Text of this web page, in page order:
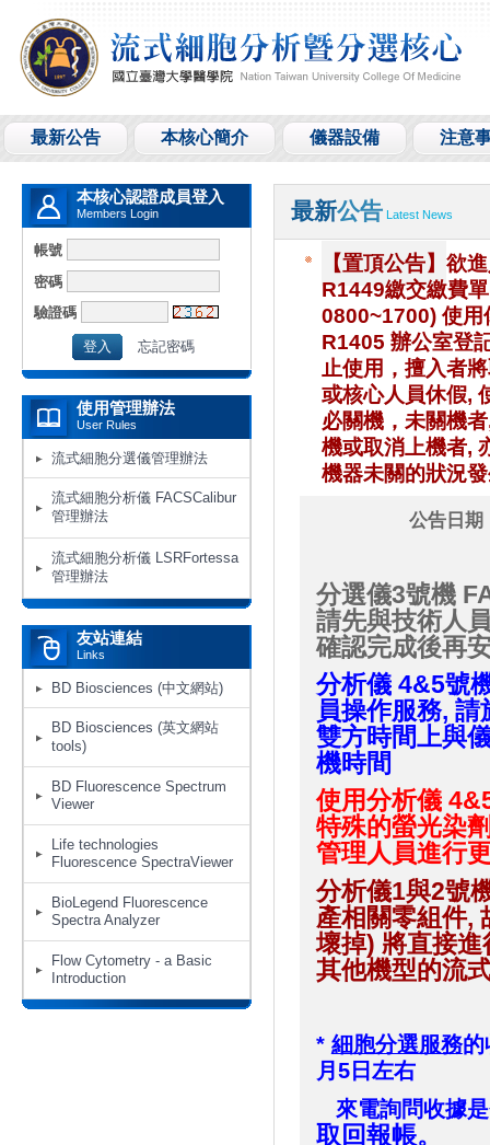
最新公告 本核心簡介 儀器設備 注意
本核心認證成員登入
Members Login
帳號
密碼
驗證碼
忘記密碼
使用管理辦法
User Rules
流式細胞分選儀管理辦法
流式細胞分析儀 FACSCalibur
管理辦法
流式細胞分析儀 LSRFortessa
管理辦法
友站連結
Links
BD Biosciences (中文網站)
BD Biosciences (英文網站
tools)
BD Fluorescence Spectrum
Viewer
Life technologies
Fluorescence SpectraViewer
BioLegend Fluorescence
Spectra Analyzer
Flow Cytometry - a Basic
Introduction
最新公告 Latest News
【置頂公告】 欲
R1449繳交繳費
0800~1700) 使用
R1405 辦公室登
止使用，擅入者
或核心人員休假,
必關機，未關機
機或取消上機者,
機器未關的狀況
公告日期
分選儀3號機
請先與技術人
確認完成後再
分析儀 4&5號
員操作服務,
雙方時間上與
機時間
使用分析儀
特殊的螢光染
管理人員進行
分析儀1與2號
產相關零組件,
壞掉) 將直接
其他機型的流
* 細胞分選服務的
月5日左右
來電詢問收據
取回報帳。